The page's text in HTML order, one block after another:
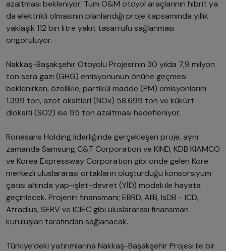
azaltması bekleniyor. Tüm O&M otoyol araçlarının hibrit ya
da elektrikli olmasının planlandığı proje kapsamında yıllık
yaklaşık 112 bin litre yakıt tasarrufu sağlanması
öngörülüyor.
Nakkaş-Başakşehir Otoyolu Projesi’nin 30 yılda 7,9 milyon
ton sera gazı (GHG) emisyonunun önüne geçmesi
beklenirken, özellikle, partikül madde (PM) emisyonlarını
1.399 ton, azot oksitleri (NOx) 58.699 ton ve kükürt
dioksiti (SO2) ise 95 ton azaltması hedefleniyor.
Rönesans Holding liderliğinde gerçekleşen proje, aynı
zamanda Samsung C&T Corporation ve KIND, KDB KIAMCO
ve Korea Expressway Corporation gibi önde gelen Kore
merkezli uluslararası ortakların oluşturduğu konsorsiyum
çatısı altında yap-işlet-devret (YİD) modeli ile hayata
geçirilecek. Projenin finansmanı; EBRD, AIIB, IsDB - ICD,
Atradius, SERV ve ICIEC gibi uluslararası finansman
kuruluşları tarafından sağlanacak.
Türkiye’deki yatırımlarına Nakkaş-Başakşehir Projesi ile bir